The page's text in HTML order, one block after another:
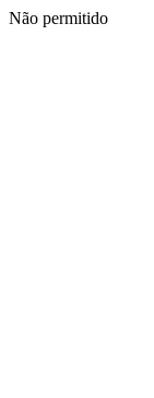
Não permitido